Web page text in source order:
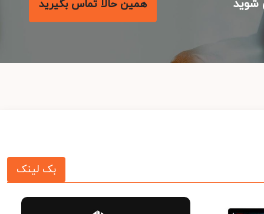
همین حالا تماس بگیرید
بک لینک